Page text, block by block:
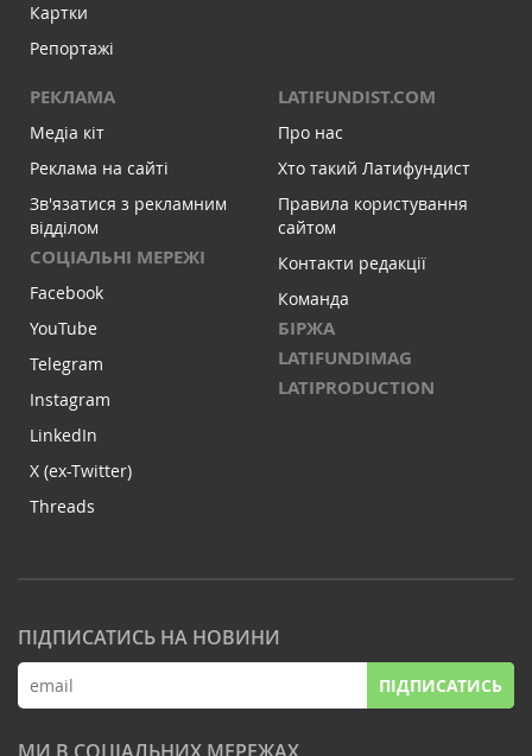
Картки
Репортажі
РЕКЛАМА
Медіа кіт
Реклама на сайті
Зв'язатися з рекламним
відділом
СОЦІАЛЬНІ МЕРЕЖІ
Facebook
YouTube
Telegram
Instagram
LinkedIn
X (ex-Twitter)
Threads
LATIFUNDIST.COM
Про нас
Хто такий Латифундист
Правила користування
сайтом
Контакти редакції
Команда
БІРЖА
LATIFUNDIMAG
LATIPRODUCTION
ПІДПИСАТИСЬ НА НОВИНИ
ПІДПИСАТИСЬ